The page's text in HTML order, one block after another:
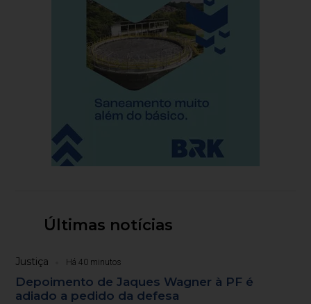
Últimas notícias
Justiça Há 40 minutos
Depoimento de Jaques Wagner à PF é
adiado a pedido da defesa